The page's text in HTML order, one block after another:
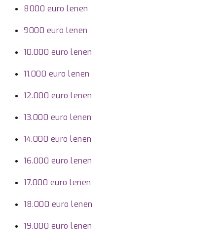
8000 euro lenen
9000 euro lenen
10.000 euro lenen
11.000 euro lenen
12.000 euro lenen
13.000 euro lenen
14.000 euro lenen
16.000 euro lenen
17.000 euro lenen
18.000 euro lenen
19.000 euro lenen